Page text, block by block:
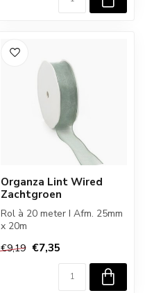
Organza Lint Wired
Zachtgroen
Rol à 20 meter I Afm. 25mm
x 20m
€9,19 €7,35